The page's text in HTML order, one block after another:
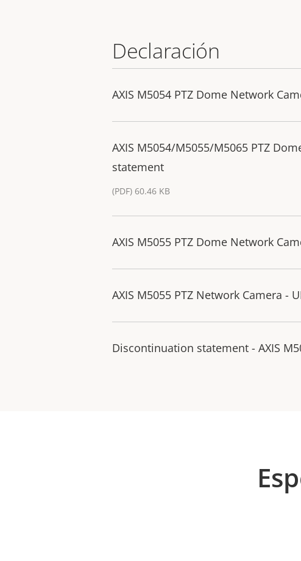
Declaración
AXIS M5054 PTZ Dome Network
AXIS M5054/M5055/M5065 PTZ
statement
(PDF) 60.46 KB
AXIS M5055 PTZ Dome Network
AXIS M5055 PTZ Network Camera -
Discontinuation statement - AXIS